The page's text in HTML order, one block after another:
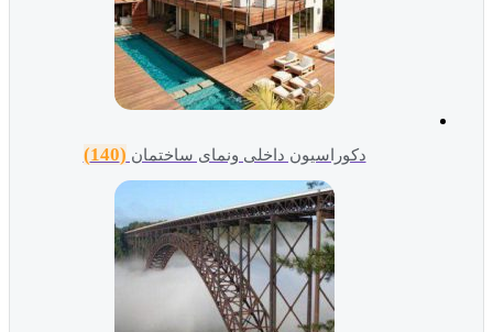
دکوراسیون داخلی ونمای ساختمان(140)